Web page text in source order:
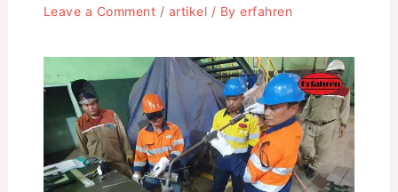
Leave a Comment / artikel / Byerfahren